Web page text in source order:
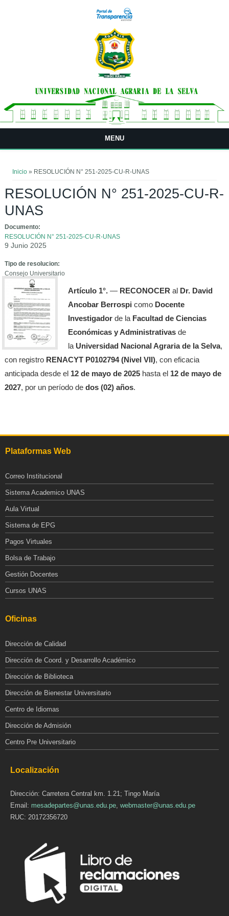
MENU
Usted está aquí
Inicio » RESOLUCIÓN N° 251-2025-CU-R-UNAS
RESOLUCIÓN N° 251-2025-CU-R-
UNAS
Documento:
RESOLUCIÓN N° 251-2025-CU-R-UNAS
9 Junio 2025
Tipo de resolucion:
Consejo Universitario
Artículo 1°. — RECONOCER al Dr. David
Ancobar Berrospi como Docente
Investigador de la Facultad de Ciencias
Económicas y Administrativas de
la Universidad Nacional Agraria de la Selva,
con registro RENACYT P0102794 (Nivel VII), con eficacia
anticipada desde el 12 de mayo de 2025 hasta el 12 de mayo de
2027, por un período dedos (02) años.
Plataformas Web
Correo Institucional
Sistema Academico UNAS
Aula Virtual
Sistema de EPG
Pagos Virtuales
Bolsa de Trabajo
Gestión Docentes
Cursos UNAS
Oficinas
Dirección de Calidad
Dirección de Coord. y Desarrollo Académico
Dirección de Biblioteca
Dirección de Bienestar Universitario
Centro de Idiomas
Dirección de Admisión
Centro Pre Universitario
Localización
Dirección: Carretera Central km. 1.21; Tingo María
Email: mesadepartes@unas.edu.pe, webmaster@unas.edu.pe
RUC: 20172356720